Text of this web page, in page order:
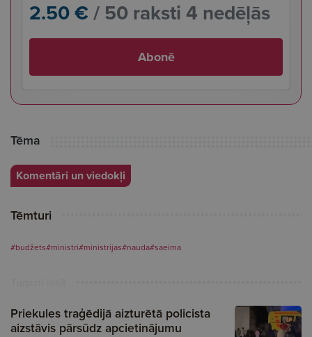
2.50 € / 50 raksti 4 nedēļās
Abonē
Tēma
Komentāri un viedokļi
Tēmturi
#budžets#ministri#ministrijas#nauda#saeima
Priekules traģēdijā aizturētā policista
aizstāvis pārsūdz apcietinājumu